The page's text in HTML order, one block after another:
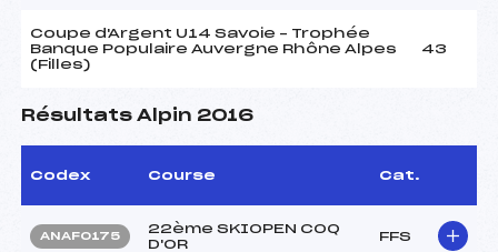
Coupe d'Argent U14 Savoie – Trophée
Banque Populaire Auvergne Rhône Alpes
(Filles)
43
Résultats Alpin 2016
Codex Course Cat.
ANAF0175
22ème SKIOPEN COQ
D'OR
FFS